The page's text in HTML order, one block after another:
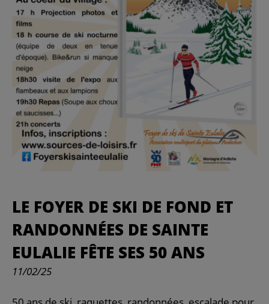
LE FOYER DE SKI DE FOND ET
RANDONNÉES DE SAINTE
EULALIE FÊTE SES 50 ANS
11/02/25